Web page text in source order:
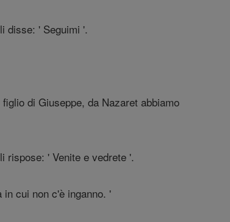
disse: ' Seguimi '.
di Giuseppe, da Nazaret abbiamo
rispose: ' Venite e vedrete '.
cui non c'è inganno. '